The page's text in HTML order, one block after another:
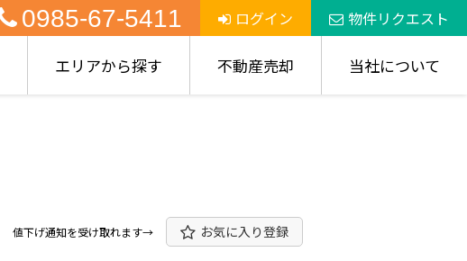
0985-67-5411 ログイン 物件リクエスト
エリアから探す 不動産売却 当社について
値下げ通知を受け取れます→ お気に入り登録